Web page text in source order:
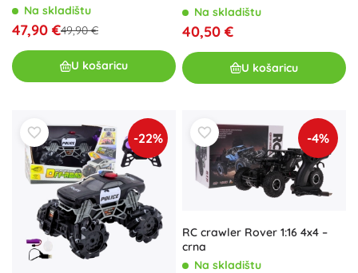
Na skladištu
47,90 €49,90 €
U košaricu
Na skladištu
40,50 €
U košaricu
-22% -4%
RC crawler Rover 1:16 4x4 –
crna
Na skladištu